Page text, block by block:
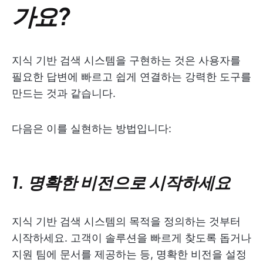
가요?
지식 기반 검색 시스템을 구현하는 것은 사용자를
필요한 답변에 빠르고 쉽게 연결하는 강력한 도구를
만드는 것과 같습니다.
다음은 이를 실현하는 방법입니다:
1. 명확한 비전으로 시작하세요
지식 기반 검색 시스템의 목적을 정의하는 것부터
시작하세요. 고객이 솔루션을 빠르게 찾도록 돕거나
지원 팀에 문서를 제공하는 등, 명확한 비전을 설정